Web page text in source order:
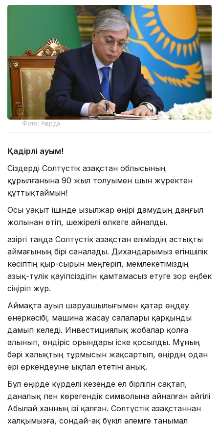
Фото: Ақорда
Қадірлі қауым!
Сіздерді Солтүстік Қазақстан облысының
құрылғанына 90 жыл толуымен шын жүректен
құттықтаймын!
Осы уақыт ішінде Қызылжар өңірі дамудың даңғыл
жолынан өтіп, шежірелі өлкеге айналды.
Қазіргі таңда Солтүстік Қазақстан еліміздің астықты
аймағының бірі саналады. Дихандарымыз егіншілік
кәсіптің қыр-сырын меңгеріп, мемлекетіміздің
азық-түлік қауіпсіздігін қамтамасыз етуге зор еңбек
сіңіріп жүр.
Аймақта ауыл шаруашылығымен қатар өңдеу
өнеркәсібі, машина жасау салалары қарқынды
дамып келеді. Инвестициялық жобалар қолға
алынып, өндіріс орындары іске қосылды. Мұның
бәрі халықтың тұрмысын жақсартып, өңірдің одан
әрі өркендеуіне ықпал ететіні анық.
Бұл өңірде күрделі кезеңде ел бірлігін сақтап,
даналық пен көрегендік символына айналған әйгілі
Абылай ханның ізі қалған. Солтүстік Қазақстаннан
халқымызға, сондай-ақ бүкіл әлемге танымал